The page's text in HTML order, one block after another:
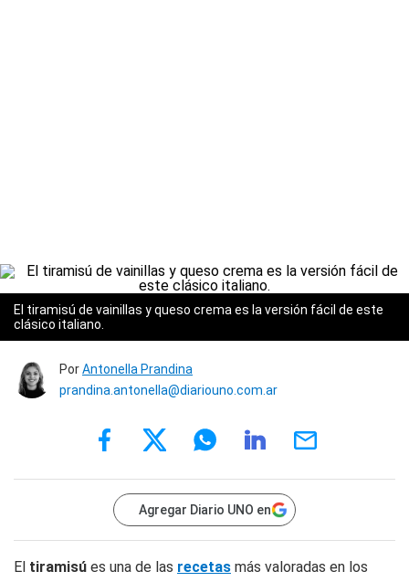
El tiramisú de vainillas y queso crema es la versión fácil de este
clásico italiano.
PorAntonella Prandina
prandina.antonella@diariouno.com.ar
Agregar Diario UNO en
El tiramisú es una de las recetas más valoradas en los